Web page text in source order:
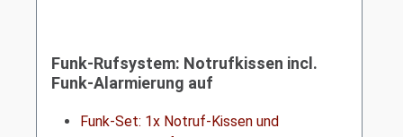
Funk-Rufsystem: Notrufkissen incl.
Funk-Alarmierung auf
Funk-Set: 1x Notruf-Kissen und